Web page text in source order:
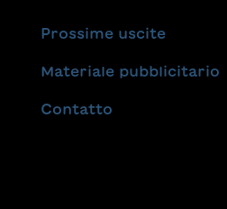
Prossime uscite
Materiale pubblicitario
Contatto